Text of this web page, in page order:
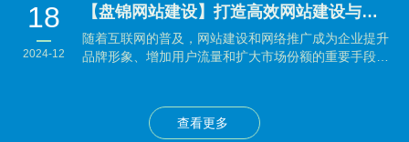
18
2024-12
【盘锦网站建设】打造高效网站建设与网络推广策略：企业制胜数字时代的秘籍
随着互联网的普及，网站建设和网络推广成为企业提升
品牌形象、增加用户流量和扩大市场份额的重要手段。
查看更多